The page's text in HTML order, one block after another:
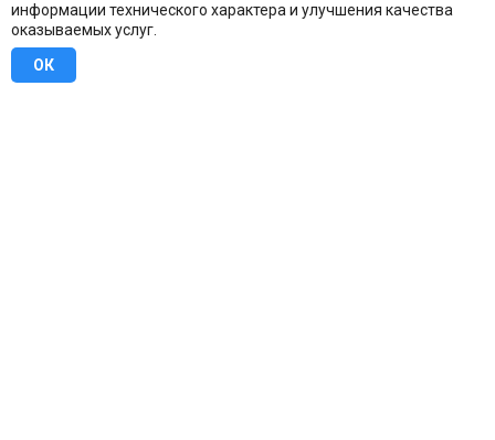
информации технического характера и улучшения качества
оказываемых услуг.
ОК